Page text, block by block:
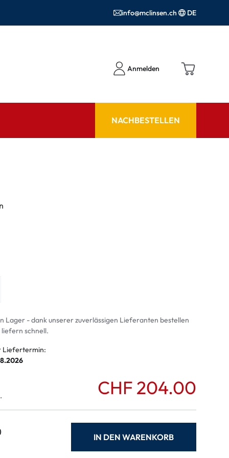
info@mclinsen.ch DE
Anmelden
NACHBESTELLEN
Lager - dank unserer zuverlässigen Lieferanten bestellen
schnell.
Liefertermin:
CHF 204.00
IN DEN WARENKORB